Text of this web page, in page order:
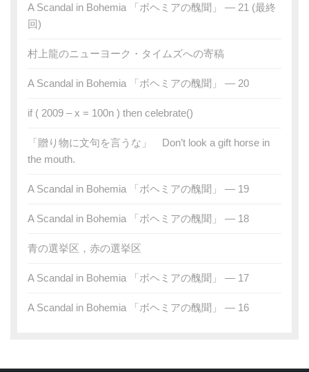
A Scandal in Bohemia 「ボヘミアの醜聞」 — 21 (最終
回)
村上龍のニューヨーク・タイムズへの寄稿
A Scandal in Bohemia 「ボヘミアの醜聞」 — 20
if ( 2009 – x = 100n ) then celebrate()
「贈り物に文句を言うな」 Don’t look a gift horse in
the mouth.
A Scandal in Bohemia 「ボヘミアの醜聞」 — 19
A Scandal in Bohemia 「ボヘミアの醜聞」 — 18
青の選挙区，赤の選挙区
A Scandal in Bohemia 「ボヘミアの醜聞」 — 17
A Scandal in Bohemia 「ボヘミアの醜聞」 — 16